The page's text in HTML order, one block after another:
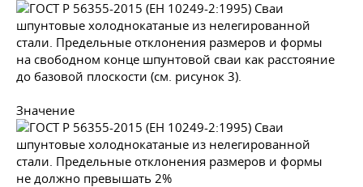
на свободном конце шпунтовой сваи как расстояние
до базовой плоскости (см. рисунок 3).
Значение
не должно превышать 2%